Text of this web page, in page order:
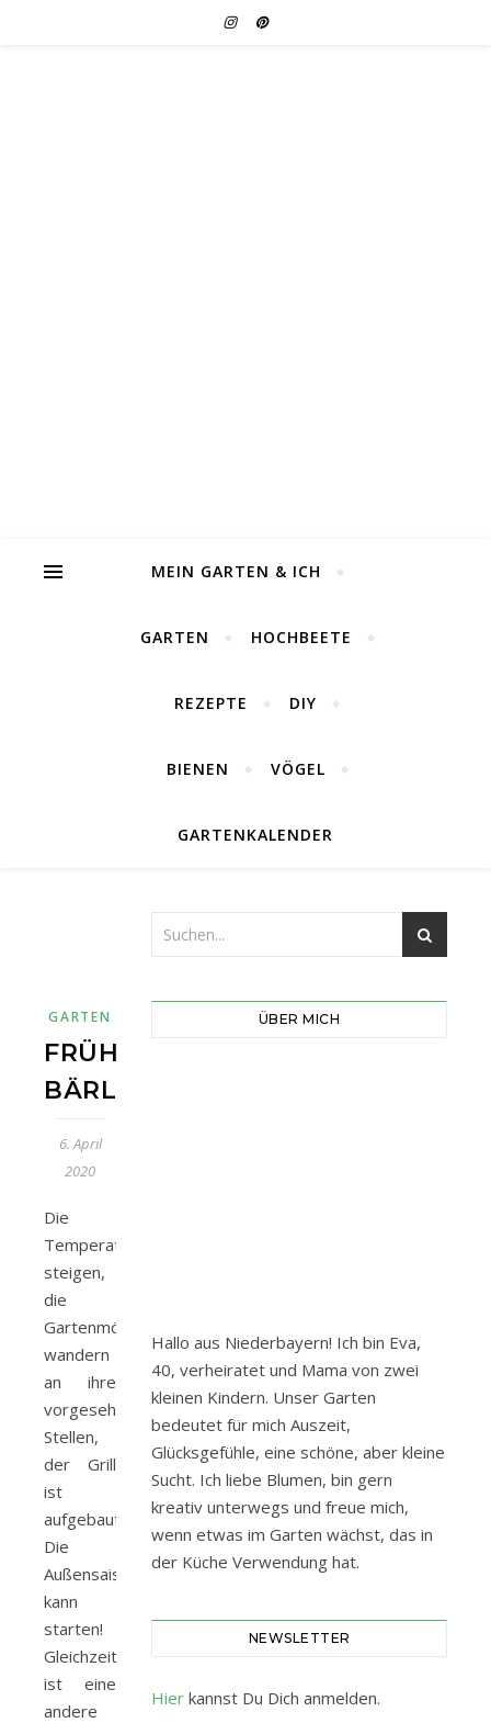
MEIN GARTEN & ICH
GARTEN HOCHBEETE
REZEPTE DIY
BIENEN VÖGEL
GARTENKALENDER
GARTEN
FRÜHLINGSHAFTES
BÄRLAUCHSALZ
6. April
2020
Die
Temperaturen
steigen,
die
Gartenmöbel
wandern
an ihre
vorgesehenen
Stellen,
der Grill
ist
aufgebaut!
Die
Außensaison
kann
starten!
Gleichzeitig
ist eine
andere
ÜBER MICH
Hallo aus Niederbayern! Ich bin Eva,
40, verheiratet und Mama von zwei
kleinen Kindern. Unser Garten
bedeutet für mich Auszeit,
Glücksgefühle, eine schöne, aber kleine
Sucht. Ich liebe Blumen, bin gern
kreativ unterwegs und freue mich,
wenn etwas im Garten wächst, das in
der Küche Verwendung hat.
NEWSLETTER
Hier kannst Du Dich anmelden.